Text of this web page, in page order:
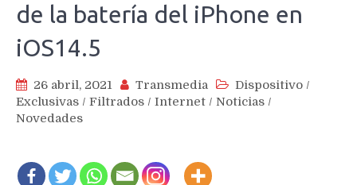
de la batería del iPhone en
iOS14.5
26 abril, 2021 Transmedia Dispositivo /
Exclusivas / Filtrados / Internet / Noticias /
Novedades